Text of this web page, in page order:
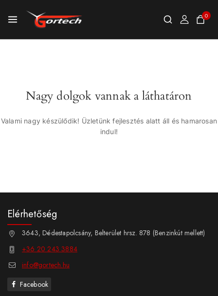
0
Nagy dolgok vannak a láthatáron
Valami nagy készülődik! Üzletünk fejlesztés alatt áll és hamarosan
indul!
Elérhetőség
3643, Dédestapolcsány, Belterület hrsz. 878 (Benzinkút mellett)
+36 20 243 3884
info@gortech.hu
Facebook